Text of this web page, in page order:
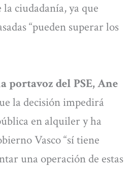
ciudadanía, ya que
“pueden superar los
portavoz del PSE, Ane
la decisión impedirá
en alquiler y ha
Vasco “sí tiene
una operación de estas